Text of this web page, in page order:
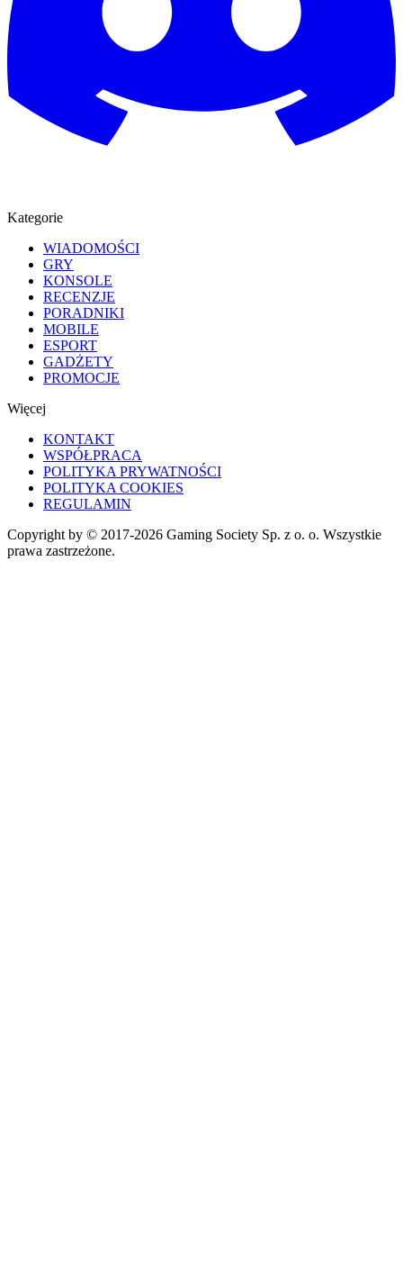
Kategorie
WIADOMOŚCI
GRY
KONSOLE
RECENZJE
PORADNIKI
MOBILE
ESPORT
GADŻETY
PROMOCJE
Więcej
KONTAKT
WSPÓŁPRACA
POLITYKA PRYWATNOŚCI
POLITYKA COOKIES
REGULAMIN
Copyright by © 2017-2026 Gaming Society Sp. z o. o. Wszystkie
prawa zastrzeżone.